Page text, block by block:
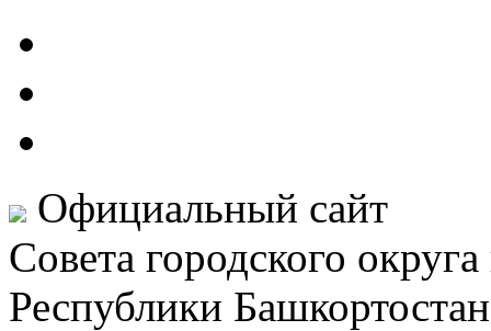
Официальный сайт
Совета городского
Республики Башкортостан